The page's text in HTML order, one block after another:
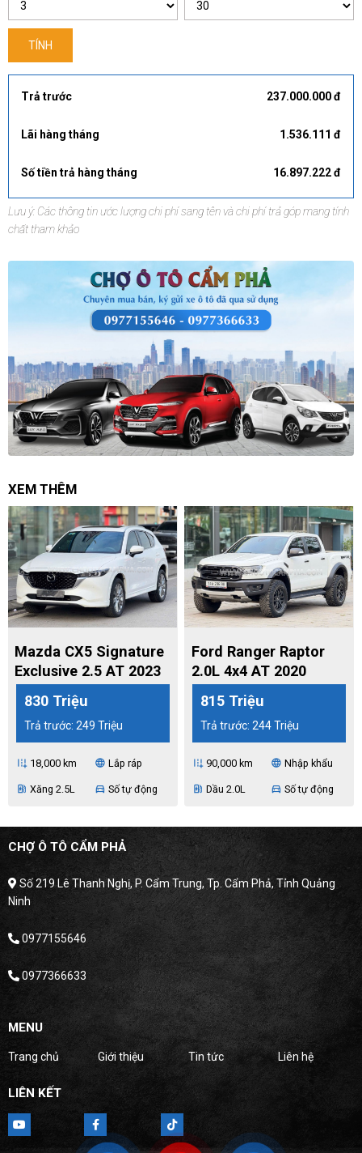
TÍNH
Trả trước 237.000.000 đ
Lãi hàng tháng 1.536.111 đ
Số tiền trả hàng tháng 16.897.222 đ
Lưu ý: Các thông tin ước lượng chi phí sang tên và chi phí trả góp mang tính
chất tham khảo
XEM THÊM
Mazda CX5 Signature
Exclusive 2.5 AT 2023
830 Triệu
Trả trước: 249 Triệu
add_road 18,000 km language Lắp ráp
ev_station Xăng 2.5L directions_car Số tự động
Ford Ranger Raptor
2.0L 4x4 AT 2020
815 Triệu
Trả trước: 244 Triệu
add_road 90,000 km language Nhập khẩu
ev_station Dầu 2.0L directions_car Số tự động
CHỢ Ô TÔ CẨM PHẢ
Số 219 Lê Thanh Nghị, P. Cẩm Trung, Tp. Cẩm Phả, Tỉnh Quảng
Ninh
0977155646
0977366633
MENU
Trang chủ Giới thiệu Tin tức Liên hệ
LIÊN KẾT